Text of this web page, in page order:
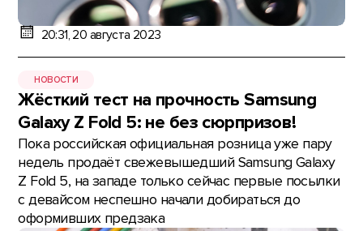
20:31, 20 августа 2023
НОВОСТИ
Жёсткий тест на прочность Samsung
Galaxy Z Fold 5: не без сюрпризов!
Пока российская официальная розница уже пару
недель продаёт свежевышедший Samsung Galaxy
Z Fold 5, на западе только сейчас первые посылки
с девайсом неспешно начали добираться до
оформивших предзака